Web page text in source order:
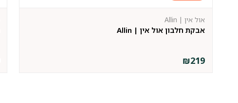
אבקת חלבון אול אין | Allin
אול אין | Allin
₪219